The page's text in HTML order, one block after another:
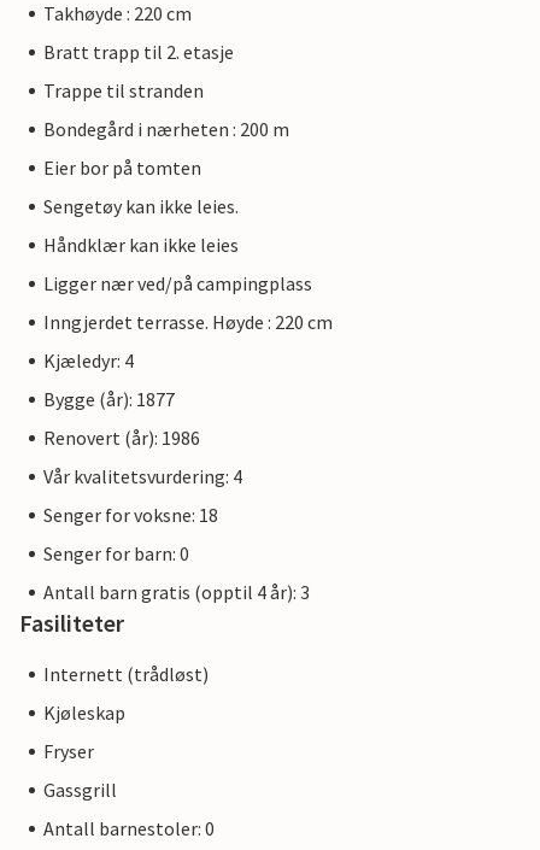
Takhøyde : 220 cm
Bratt trapp til 2. etasje
Trappe til stranden
Bondegård i nærheten : 200 m
Eier bor på tomten
Sengetøy kan ikke leies.
Håndklær kan ikke leies
Ligger nær ved/på campingplass
Inngjerdet terrasse. Høyde : 220 cm
Kjæledyr: 4
Bygge (år): 1877
Renovert (år): 1986
Vår kvalitetsvurdering: 4
Senger for voksne: 18
Senger for barn: 0
Antall barn gratis (opptil 4 år): 3
Fasiliteter
Internett (trådløst)
Kjøleskap
Fryser
Gassgrill
Antall barnestoler: 0